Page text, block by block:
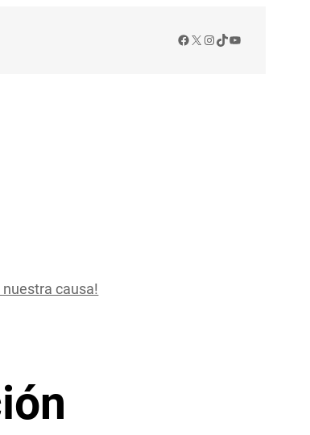
Facebook
X Instagram
TikTok
YouTube
nuestra causa!